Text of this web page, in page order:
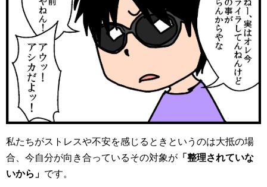
私たちがストレスや不安を感じるときというのは大抵の場
合、今自分が向き合っているその対象が 「整理されていな
いから」 です。